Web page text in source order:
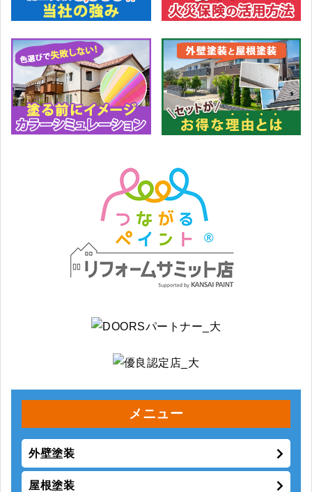
メニュー
外壁塗装
屋根塗装